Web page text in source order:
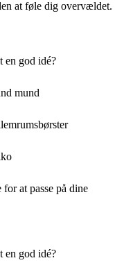
at føle dig overvældet.
en god idé?
mund
at passe på dine
en god idé?